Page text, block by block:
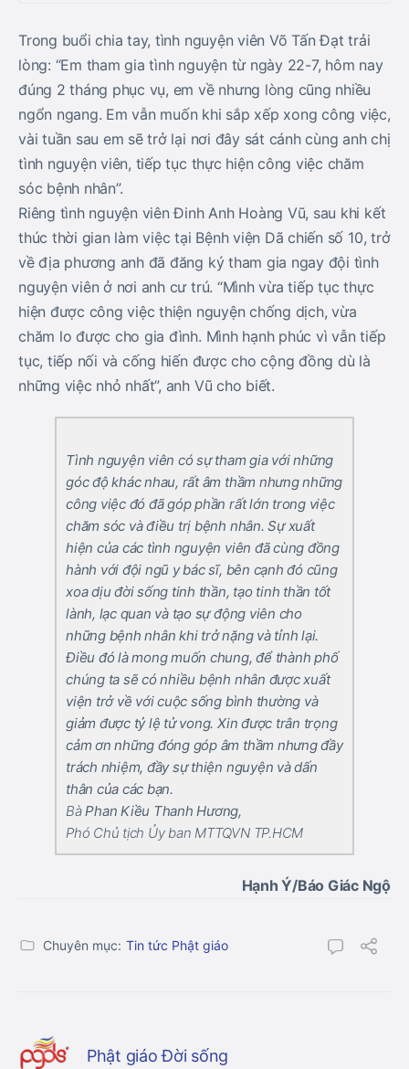
Trong buổi chia tay, tình nguyện viên Võ Tấn Đạt trải
lòng: “Em tham gia tình nguyện từ ngày 22-7, hôm nay
đúng 2 tháng phục vụ, em về nhưng lòng cũng nhiều
ngổn ngang. Em vẫn muốn khi sắp xếp xong công việc,
vài tuần sau em sẽ trở lại nơi đây sát cánh cùng anh chị
tình nguyện viên, tiếp tục thực hiện công việc chăm
sóc bệnh nhân”.
Riêng tình nguyện viên Đinh Anh Hoàng Vũ, sau khi kết
thúc thời gian làm việc tại Bệnh viện Dã chiến số 10, trở
về địa phương anh đã đăng ký tham gia ngay đội tình
nguyện viên ở nơi anh cư trú. “Mình vừa tiếp tục thực
hiện được công việc thiện nguyện chống dịch, vừa
chăm lo được cho gia đình. Mình hạnh phúc vì vẫn tiếp
tục, tiếp nối và cống hiến được cho cộng đồng dù là
những việc nhỏ nhất”, anh Vũ cho biết.
Tình nguyện viên có sự tham gia với những
góc độ khác nhau, rất âm thầm nhưng những
công việc đó đã góp phần rất lớn trong việc
chăm sóc và điều trị bệnh nhân. Sự xuất
hiện của các tình nguyện viên đã cùng đồng
hành với đội ngũ y bác sĩ, bên cạnh đó cũng
xoa dịu đời sống tinh thần, tạo tinh thần tốt
lành, lạc quan và tạo sự động viên cho
những bệnh nhân khi trở nặng và tỉnh lại.
Điều đó là mong muốn chung, để thành phố
chúng ta sẽ có nhiều bệnh nhân được xuất
viện trở về với cuộc sống bình thường và
giảm được tỷ lệ tử vong. Xin được trân trọng
cảm ơn những đóng góp âm thầm nhưng đầy
trách nhiệm, đầy sự thiện nguyện và dấn
thân của các bạn.
BàPhan Kiều Thanh Hương,
Phó Chủ tịch Ủy ban MTTQVN TP.HCM
Hạnh Ý/Báo Giác Ngộ
Chuyên mục: Tin tức Phật giáo
Phật giáo Đời sống